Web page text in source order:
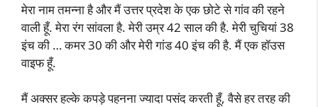
मेरा नाम तमन्ना है और मैं उत्तर प्रदेश के एक छोटे से गांव की रहने
वाली हूँ. मेरा रंग सांवला है. मेरी उम्र 42 साल की है. मेरी चुचियां 38
इंच की … कमर 30 की और मेरी गांड 40 इंच की है. मैं एक हॉउस
वाइफ हूँ.
मैं अक्सर हल्के कपड़े पहनना ज्यादा पसंद करती हूँ, वैसे हर तरह की